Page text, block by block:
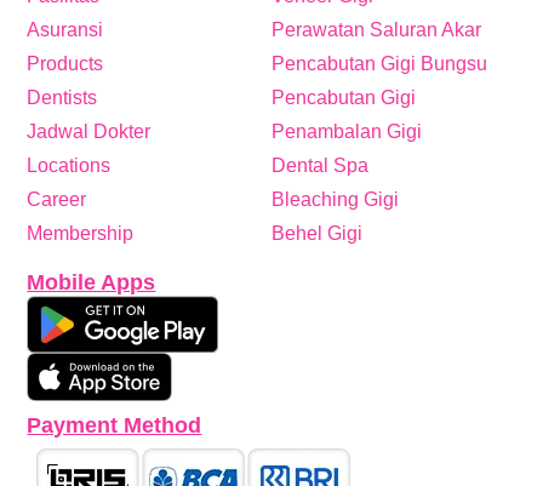
Perawatan Saluran Akar
Pencabutan Gigi Bungsu
Pencabutan Gigi
Penambalan Gigi
Dental Spa
Bleaching Gigi
Behel Gigi
Asuransi
Products
Dentists
Jadwal Dokter
Locations
Career
Membership
Mobile Apps
Payment Method